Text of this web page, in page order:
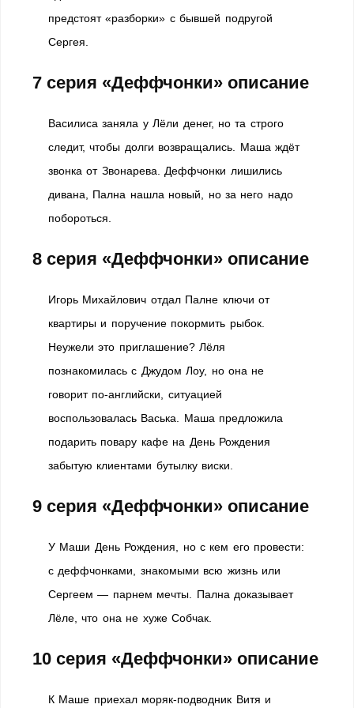
предстоят «разборки» с бывшей подругой
Сергея.
7 серия «Деффчонки» описание
Василиса заняла у Лёли денег, но та строго
следит, чтобы долги возвращались. Маша ждёт
звонка от Звонарева. Деффчонки лишились
дивана, Пална нашла новый, но за него надо
побороться.
8 серия «Деффчонки» описание
Игорь Михайлович отдал Палне ключи от
квартиры и поручение покормить рыбок.
Неужели это приглашение? Лёля
познакомилась с Джудом Лоу, но она не
говорит по-английски, ситуацией
воспользовалась Васька. Маша предложила
подарить повару кафе на День Рождения
забытую клиентами бутылку виски.
9 серия «Деффчонки» описание
У Маши День Рождения, но с кем его провести:
с деффчонками, знакомыми всю жизнь или
Сергеем — парнем мечты. Пална доказывает
Лёле, что она не хуже Собчак.
10 серия «Деффчонки» описание
К Маше приехал моряк-подводник Витя и